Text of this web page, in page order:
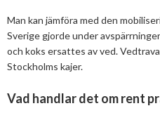
Man kan jämföra med den
Sverige gjorde under
och koks ersattes av ved.
Stockholms kajer.
Vad handlar det om rent